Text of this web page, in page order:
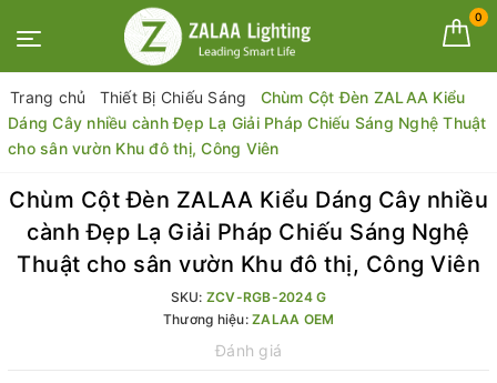
0
Trang chủ Thiết Bị Chiếu Sáng
Chùm Cột Đèn ZALAA Kiểu
Dáng Cây nhiều cành Đẹp Lạ Giải Pháp Chiếu Sáng Nghệ Thuật
cho sân vườn Khu đô thị, Công Viên
Chùm Cột Đèn ZALAA Kiểu Dáng Cây nhiều
cành Đẹp Lạ Giải Pháp Chiếu Sáng Nghệ
Thuật cho sân vườn Khu đô thị, Công Viên
SKU: ZCV-RGB-2024 G
Thương hiệu: ZALAA OEM
Đánh giá